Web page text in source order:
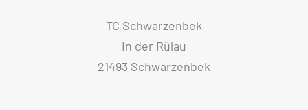
TC Schwarzenbek
In der Rülau
21493 Schwarzenbek